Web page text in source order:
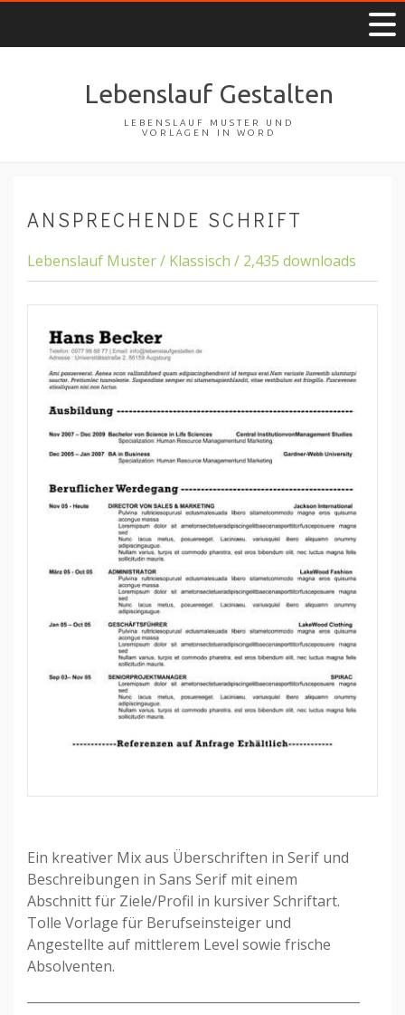
Lebenslauf Gestalten
LEBENSLAUF MUSTER UND
VORLAGEN IN WORD
ANSPRECHENDE SCHRIFT
Lebenslauf Muster / Klassisch / 2,435 downloads
Ein kreativer Mix aus Überschriften in Serif und
Beschreibungen in Sans Serif mit einem
Abschnitt für Ziele/Profil in kursiver Schriftart.
Tolle Vorlage für Berufseinsteiger und
Angestellte auf mittlerem Level sowie frische
Absolventen.